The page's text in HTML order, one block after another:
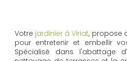
Votre jardinier à Viriat, propose
pour entretenir et embellir
Spécialisé dans l'abattage